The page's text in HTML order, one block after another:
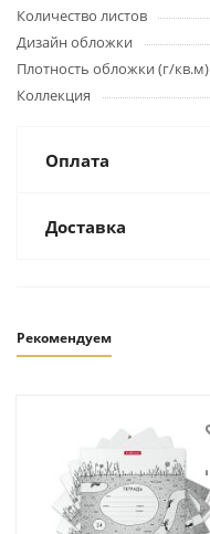
Количество листов
Дизайн обложки
Плотность обложки (г/кв.м)
Коллекция
Оплата
Доставка
Рекомендуем